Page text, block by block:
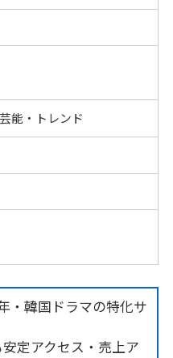
能・トレンド
・韓国ドラマの特化サ
定アクセス・売上ア